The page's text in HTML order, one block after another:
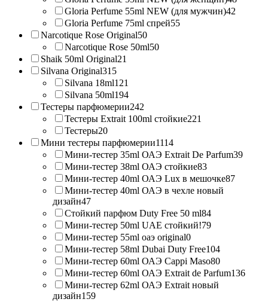
Gloria Perfume 55ml NEW (для мужчин)42
Gloria Perfume 75ml спрей55
Narcotique Rose Original50
Narcotique Rose 50ml50
Shaik 50ml Original21
Silvana Original315
Silvana 18ml121
Silvana 50ml194
Тестеры парфюмерии242
Тестеры Extrait 100ml стойкие221
Тестеры20
Мини тестеры парфюмерии1114
Мини-тестер 35ml ОАЭ Extrait De Parfum39
Мини-тестер 38ml ОАЭ стойкие83
Мини-тестер 40ml ОАЭ Lux в мешочке87
Мини-тестер 40ml ОАЭ в чехле новый
дизайн47
Стойкий парфюм Duty Free 50 ml84
Мини-тестер 50ml UAE стойкий!79
Мини-тестер 55ml оаэ original0
Мини-тестер 58ml Dubai Duty Free104
Мини-тестер 60ml ОАЭ Cappi Maso80
Мини-тестер 60ml ОАЭ Extrait de Parfum136
Мини-тестер 62ml ОАЭ Extrait новый
дизайн159